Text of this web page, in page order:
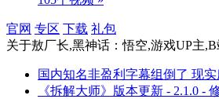
官网 专区 下载 礼包
关于敖厂长,黑神话：悟空,游戏UP主
国内知名非盈利字幕组倒了 现
《拆解大师》版本更新 - 2.1.0 -